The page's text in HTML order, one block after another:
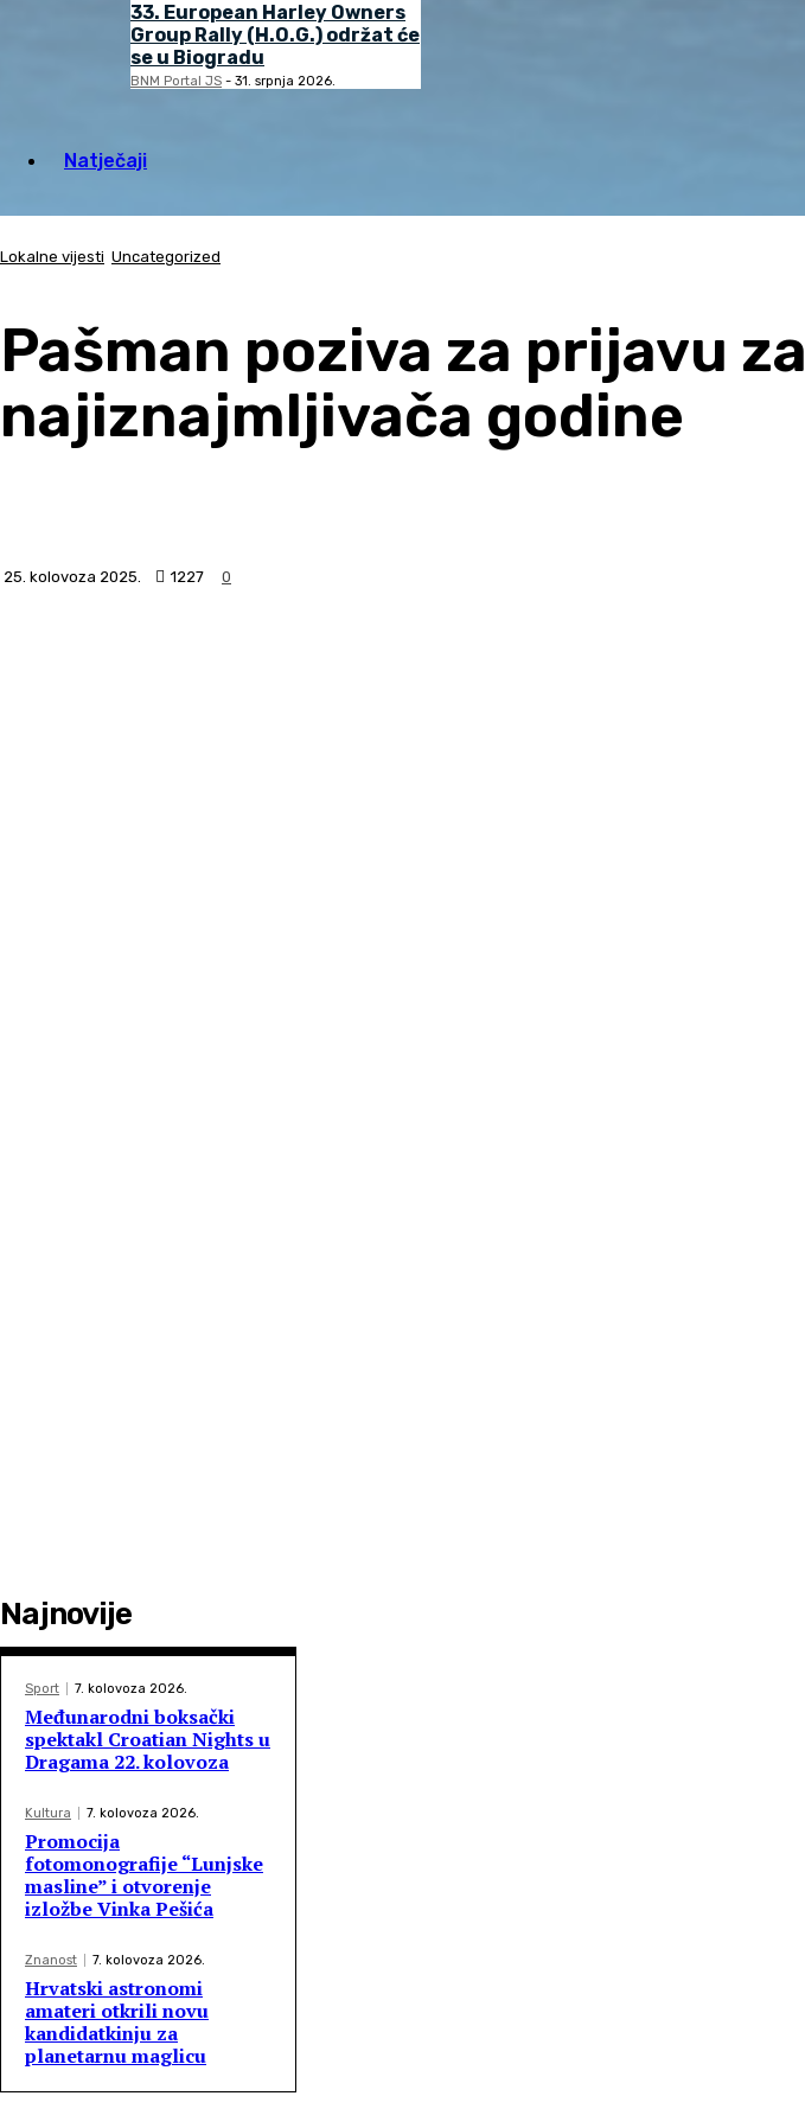
33. European Harley Owners
Group Rally (H.O.G.) održat će
se u Biogradu
BNM Portal JS - 31. srpnja 2026.
Natječaji
Lokalne vijesti Uncategorized
Pašman poziva za prijavu za
najiznajmljivača godine
25. kolovoza 2025. 1227 0
Najnovije
Sport 7. kolovoza 2026.
Međunarodni boksački
spektakl Croatian Nights u
Dragama 22. kolovoza
Kultura 7. kolovoza 2026.
Promocija
fotomonografije “Lunjske
masline” i otvorenje
izložbe Vinka Pešića
Znanost 7. kolovoza 2026.
Hrvatski astronomi
amateri otkrili novu
kandidatkinju za
planetarnu maglicu